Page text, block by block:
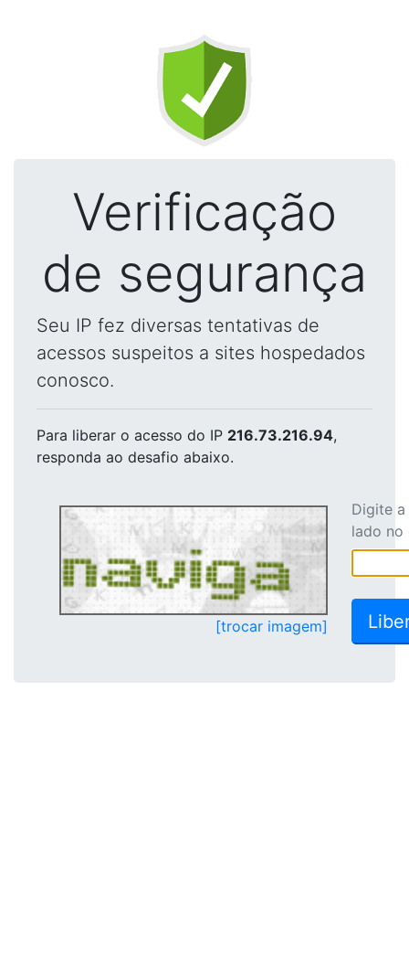
Verificação
de segurança
Seu IP fez diversas tentativas de
acessos suspeitos a sites hospedados
conosco.
Para liberar o acesso do IP 216.73.216.94,
responda ao desafio abaixo.
[trocar imagem]
Digite
lado no